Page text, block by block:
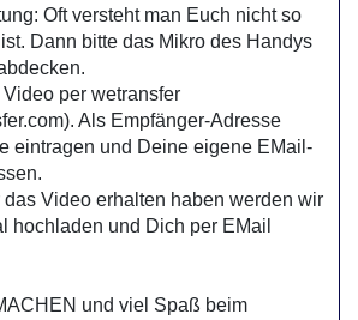
Oft versteht man Euch nicht so
Dann bitte das Mikro des Handys
per wetransfer
Als Empfänger-Adresse
eintragen und Deine eigene EMail-
Video erhalten haben werden wir
hochladen und Dich per EMail
und viel Spaß beim